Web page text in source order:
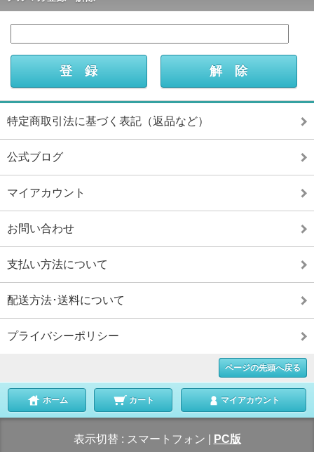
特定商取引法に基づく表記（返品など）
公式ブログ
マイアカウント
お問い合わせ
支払い方法について
配送方法･送料について
プライバシーポリシー
ページの先頭へ戻る
ホーム カート マイアカウント
表示切替 : スマートフォン PC版